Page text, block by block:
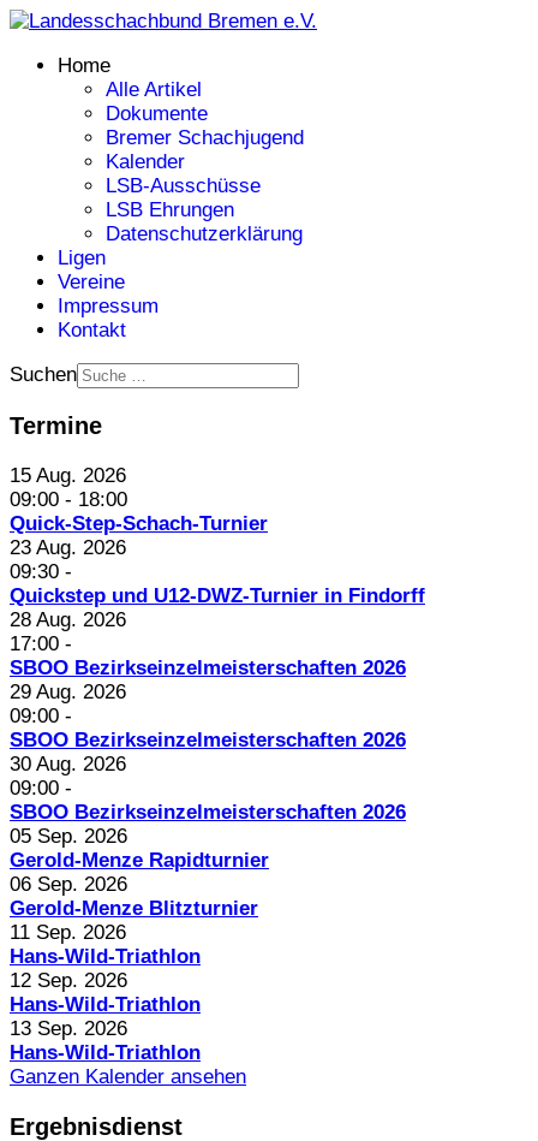
Home
Alle Artikel
Dokumente
Bremer Schachjugend
Kalender
LSB-Ausschüsse
LSB Ehrungen
Datenschutzerklärung
Ligen
Vereine
Impressum
Kontakt
Suchen
Termine
15 Aug. 2026
09:00 - 18:00
Quick-Step-Schach-Turnier
23 Aug. 2026
09:30 -
Quickstep und U12-DWZ-Turnier in Findorff
28 Aug. 2026
17:00 -
SBOO Bezirkseinzelmeisterschaften 2026
29 Aug. 2026
09:00 -
SBOO Bezirkseinzelmeisterschaften 2026
30 Aug. 2026
09:00 -
SBOO Bezirkseinzelmeisterschaften 2026
05 Sep. 2026
Gerold-Menze Rapidturnier
06 Sep. 2026
Gerold-Menze Blitzturnier
11 Sep. 2026
Hans-Wild-Triathlon
12 Sep. 2026
Hans-Wild-Triathlon
13 Sep. 2026
Hans-Wild-Triathlon
Ganzen Kalender ansehen
Ergebnisdienst